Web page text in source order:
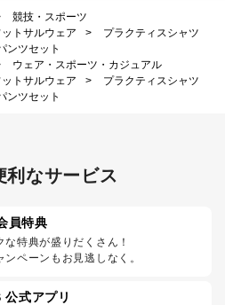
競技・スポーツ
ットサルウェア >
プラクティスシャツ
ンツセット
ウェア・スポーツ・カジュアル
ットサルウェア >
プラクティスシャツ
ンツセット
利なサービス
員特典
な特典が盛りだくさん！
ペーンもお見逃しなく。
式アプリ